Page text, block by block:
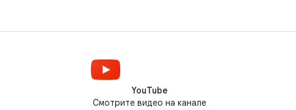
YouTube
Смотрите видео на канале